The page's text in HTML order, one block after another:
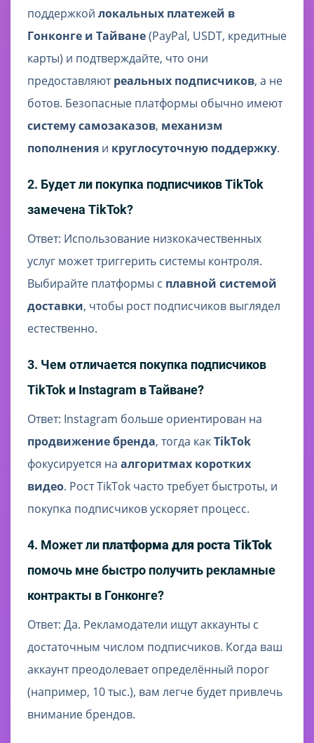
поддержкой локальных платежей в
Гонконге и Тайване(PayPal, USDT, кредитные
карты) и подтверждайте, что они
предоставляютреальных подписчиков, а не
ботов. Безопасные платформы обычно имеют
систему самозаказов, механизм
пополнения и круглосуточную поддержку.
2. Будет ли покупка подписчиков TikTok
замечена TikTok?
Ответ: Использование низкокачественных
услуг может триггерить системы контроля.
Выбирайте платформы с плавной системой
доставки, чтобы рост подписчиков выглядел
естественно.
3. Чем отличается покупка подписчиков
TikTok и Instagram в Тайване?
Ответ: Instagram больше ориентирован на
продвижение бренда, тогда какTikTok
фокусируется на алгоритмах коротких
видео. Рост TikTok часто требует быстроты, и
покупка подписчиков ускоряет процесс.
4. Может липлатформа для роста TikTok
помочь мне быстро получить рекламные
контракты в Гонконге?
Ответ: Да. Рекламодатели ищут аккаунты с
достаточным числом подписчиков. Когда ваш
аккаунт преодолевает определённый порог
(например, 10 тыс.), вам легче будет привлечь
внимание брендов.